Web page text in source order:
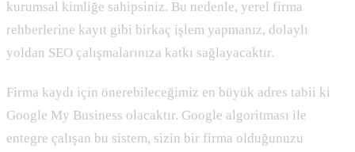
kurumsal kimliğe sahipsiniz. Bu nedenle, yerel firma
rehberlerine kayıt gibi birkaç işlem yapmanız, dolaylı
yoldan SEO çalışmalarınıza katkı sağlayacaktır.
Firma kaydı için önerebileceğimiz en büyük adres tabii ki
Google My Business olacaktır. Google algoritması ile
entegre çalışan bu sistem, sizin bir firma olduğunuzu